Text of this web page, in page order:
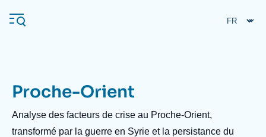
au
contenu
Navigation
principale
L'Ifri
Proche-Orient
Description
Analyse des facteurs de crise au Proche-Orient,
transformé par la guerre en Syrie et la persistance du